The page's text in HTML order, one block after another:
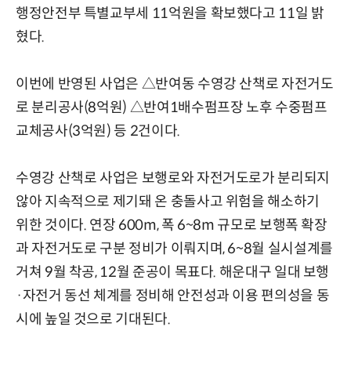
행정안전부 특별교부세 11억원을 확보했다고 11일 밝
혔다.
이번에 반영된 사업은 △반여동 수영강 산책로 자전거도
로 분리공사(8억원) △반여1배수펌프장 노후 수중펌프
교체공사(3억원) 등 2건이다.
수영강 산책로 사업은 보행로와 자전거도로가 분리되지
않아 지속적으로 제기돼 온 충돌사고 위험을 해소하기
위한 것이다. 연장 600m, 폭 6~8m 규모로 보행폭 확장
과 자전거도로 구분 정비가 이뤄지며, 6~8월 실시설계를
거쳐 9월 착공, 12월 준공이 목표다. 해운대구 일대 보행
·자전거 동선 체계를 정비해 안전성과 이용 편의성을 동
시에 높일 것으로 기대된다.